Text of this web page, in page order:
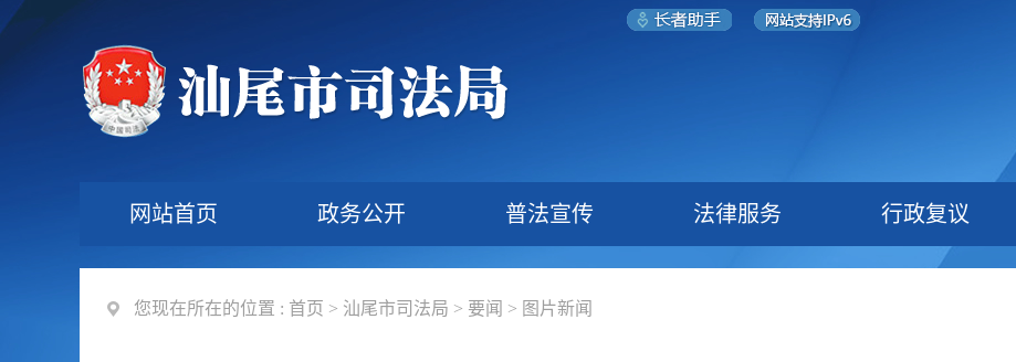
网站首页 政务公开 普法宣传 法律服务 行政复议
您现在所在的位置 : 首页 > 汕尾市司法局 > 要闻 > 图片新闻